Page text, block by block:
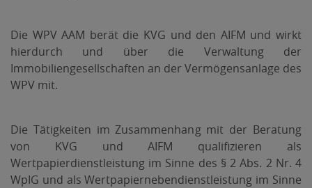
Die WPV AAM berät die KVG und den AIFM und wirkt
hierdurch und über die Verwaltung der
Immobiliengesellschaften an der Vermögensanlage des
WPV mit.
Die Tätigkeiten im Zusammenhang mit der Beratung
von KVG und AIFM qualifizieren als
Wertpapierdienstleistung im Sinne des § 2 Abs. 2 Nr. 4
WpIG und als Wertpapiernebendienstleistung im Sinne